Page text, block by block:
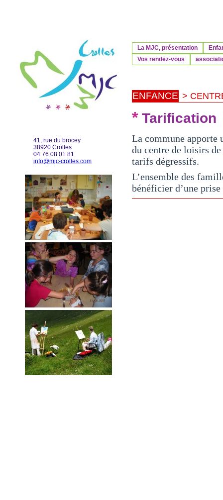
41, rue du brocey
38920 Crolles
04 76 08 01 81
info@mjc-crolles.com
La MJC, présentation
Vos rendez-vous
ENFANCE >
* Tarification
La commune
du centre de loisirs
tarifs dégressifs.
L’ensemble des
bénéficier d’une